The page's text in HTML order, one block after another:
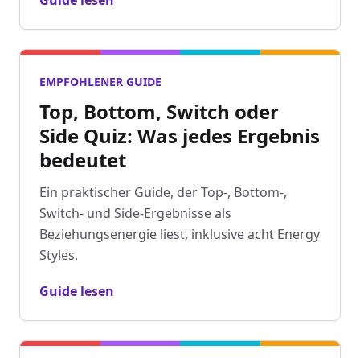
EMPFOHLENER GUIDE
Top, Bottom, Switch oder
Side Quiz: Was jedes Ergebnis
bedeutet
Ein praktischer Guide, der Top-, Bottom-,
Switch- und Side-Ergebnisse als
Beziehungsenergie liest, inklusive acht Energy
Styles.
Guide lesen